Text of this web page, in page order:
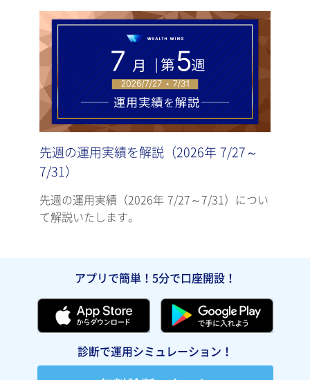
先週の運用実績を解説（2026年 7/27～
7/31）
先週の運用実績（2026年 7/27～7/31）につい
て解説いたします。
アプリで簡単！5分で口座開設！
診断で運用シミュレーション！